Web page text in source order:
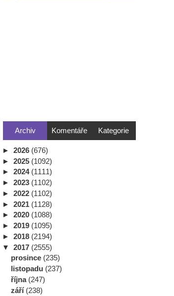
Archiv Komentáře Kategorie
► 2026 (676)
► 2025 (1092)
► 2024 (1111)
► 2023 (1102)
► 2022 (1102)
► 2021 (1128)
► 2020 (1088)
► 2019 (1095)
► 2018 (2194)
▼ 2017 (2555)
prosince (235)
listopadu (237)
října (247)
září (238)